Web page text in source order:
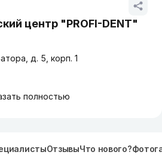
центр "PROFI-DENT"
д. 5, корп. 1
полностью
ОтзывыЧто нового?